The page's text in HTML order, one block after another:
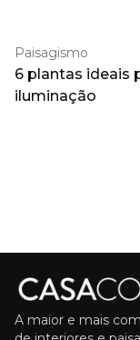
Paisagismo
6 plantas ideais
iluminação
A maior e mais